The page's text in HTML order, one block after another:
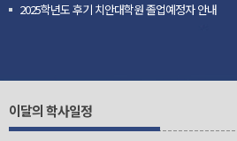
2025학년도 후기 치안대학원 졸업예정자 안내
이달의 학사일정